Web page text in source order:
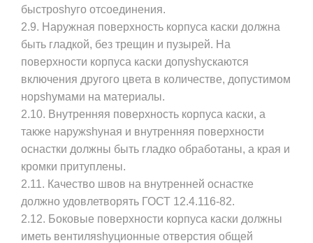
быстроshyго отсоединения.
2.9. Наружная поверхность корпуса каски должна
быть гладкой, без трещин и пузырей. На
поверхности корпуса каски допуshyскаются
включения другого цвета в количестве, допустимом
норshyмами на материалы.
2.10. Внутренняя поверхность корпуса каски, а
также наружshyная и внутренняя поверхности
оснастки должны быть гладко обработаны, а края и
кромки притуплены.
2.11. Качество швов на внутренней оснастке
должно удовлетворять ГОСТ 12.4.116-82.
2.12. Боковые поверхности корпуса каски должны
иметь вентиляshyционные отверстия общей